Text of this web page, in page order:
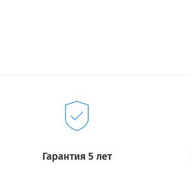
Гарантия 5 лет